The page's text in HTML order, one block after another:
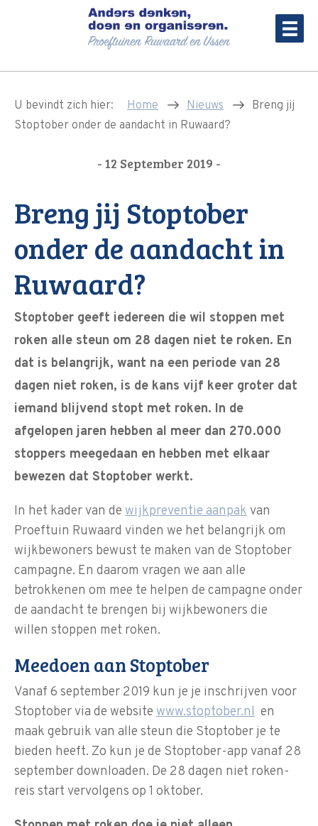
U bevindt zich hier: Home Nieuws
Breng jij
Stoptober onder de aandacht in Ruwaard?
- 12 September 2019 -
Breng jij Stoptober
onder de aandacht in
Ruwaard?
Stoptober geeft iedereen die wil stoppen met
roken alle steun om 28 dagen niet te roken. En
dat is belangrijk, want na een periode van 28
dagen niet roken, is de kans vijf keer groter dat
iemand blijvend stopt met roken. In de
afgelopen jaren hebben al meer dan 270.000
stoppers meegedaan en hebben met elkaar
bewezen dat Stoptober werkt.
In het kader van de wijkpreventie aanpak van
Proeftuin Ruwaard vinden we het belangrijk om
wijkbewoners bewust te maken van de Stoptober
campagne. En daarom vragen we aan alle
betrokkenen om mee te helpen de campagne onder
de aandacht te brengen bij wijkbewoners die
willen stoppen met roken.
Meedoen aan Stoptober
Vanaf 6 september 2019 kun je je inschrijven voor
Stoptober via de website www.stoptober.nl en
maak gebruik van alle steun die Stoptober je te
bieden heeft. Zo kun je de Stoptober-app vanaf 28
september downloaden. De 28 dagen niet roken-
reis start vervolgens op 1 oktober.